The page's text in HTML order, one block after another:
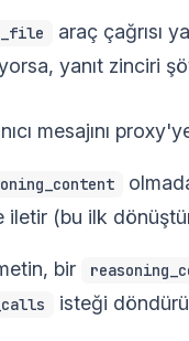
araç çağrısı
yanıt zinciri
mesajını
iletir (bu ilk
bir
isteği